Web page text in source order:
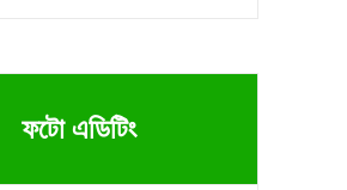
ফটো এডিটিং